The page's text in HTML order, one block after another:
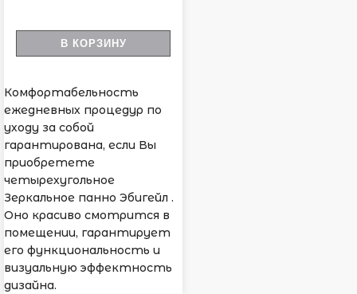
В КОРЗИНУ
Комфортабельность
ежедневных процедур по
уходу за собой
гарантирована, если Вы
приобретете
четырехугольное
Зеркальное панно Эбигейл .
Оно красиво смотрится в
помещении, гарантирует
его функциональность и
визуальную эффектность
дизайна.